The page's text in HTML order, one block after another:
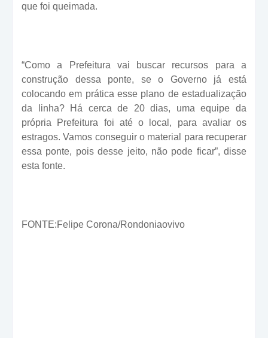
que foi queimada.
“Como a Prefeitura vai buscar recursos para a
construção dessa ponte, se o Governo já está
colocando em prática esse plano de estadualização
da linha? Há cerca de 20 dias, uma equipe da
própria Prefeitura foi até o local, para avaliar os
estragos. Vamos conseguir o material para recuperar
essa ponte, pois desse jeito, não pode ficar”, disse
esta fonte.
FONTE:Felipe Corona/Rondoniaovivo